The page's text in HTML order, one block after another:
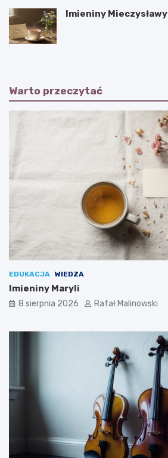
Imieniny Mieczysławy
Warto przeczytać
EDUKACJA WIEDZA
Imieniny Maryli
8 sierpnia 2026 Rafał Malinowski